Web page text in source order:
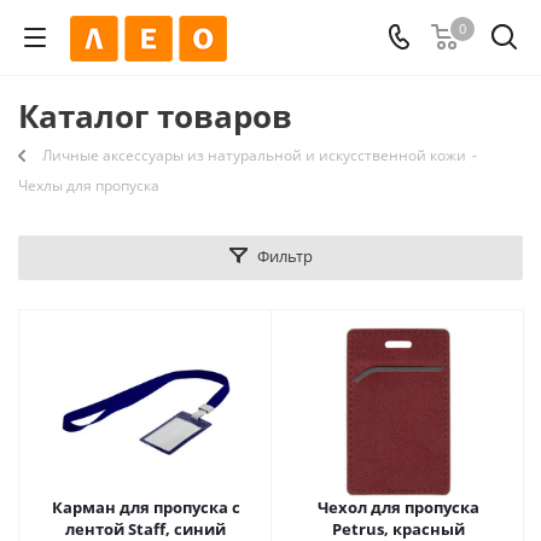
0
Каталог товаров
Личные аксессуары из натуральной и искусственной кожи -
Чехлы для пропуска
Фильтр
Карман для пропуска с
лентой Staff, синий
Чехол для пропуска
Petrus, красный